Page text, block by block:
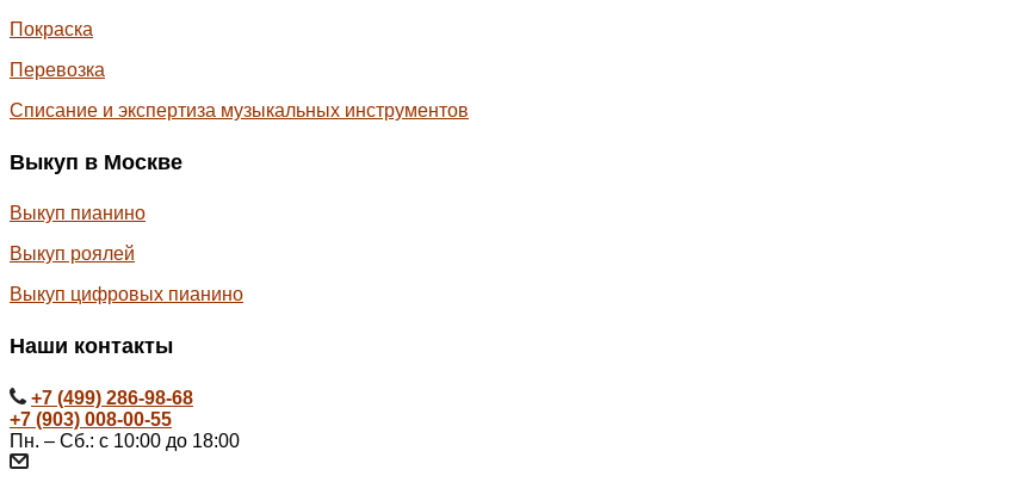
Покраска
Перевозка
Списание и экспертиза музыкальных инструментов
Выкуп в Москве
Выкуп пианино
Выкуп роялей
Выкуп цифровых пианино
Наши контакты
+7 (499) 286-98-68
+7 (903) 008-00-55
Пн. – Сб.: с 10:00 до 18:00